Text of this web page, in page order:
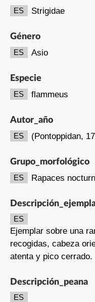
ES Strigidae
Género
ES Asio
Especie
ES flammeus
Autor_año
ES (Pontoppidan,
Grupo_morfológico
ES Rapaces
ES
Ejemplar sobre una
recogidas, cabeza
atenta y pico cerrado.
Descripción_peana
ES